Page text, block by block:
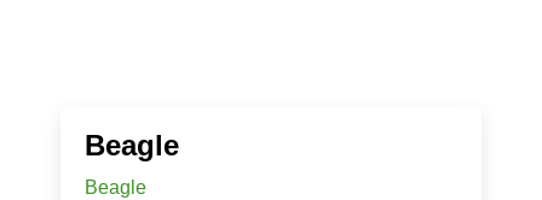
Beagle
Beagle